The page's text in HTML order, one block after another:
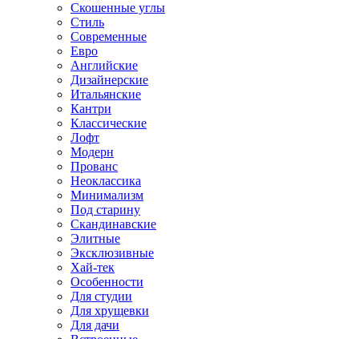
Скошенные углы
Стиль
Современные
Евро
Английские
Дизайнерские
Итальянские
Кантри
Классические
Лофт
Модерн
Прованс
Неоклассика
Минимализм
Под старину
Скандинавские
Элитные
Эксклюзивные
Хай-тек
Особенности
Для студии
Для хрущевки
Для дачи